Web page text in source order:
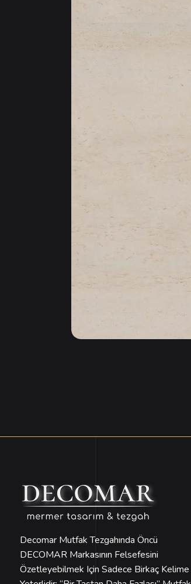
Decomar Mutfak Tezgahında Öncü
DECOMAR Markasının Felsefesini
Özetleyebilmek Için Sadece Birkaç Kelime